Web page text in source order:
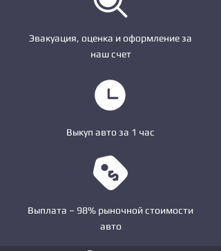
Эвакуация, оценка и оформление за
наш счет
Выкуп авто за 1 час
Выплата – 98% рыночной стоимости
авто